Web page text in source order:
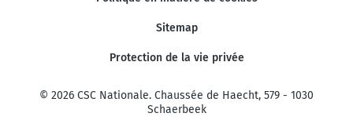
Sitemap
Protection de la vie privée
© 2026 CSC Nationale. Chaussée de Haecht, 579 - 1030
Schaerbeek